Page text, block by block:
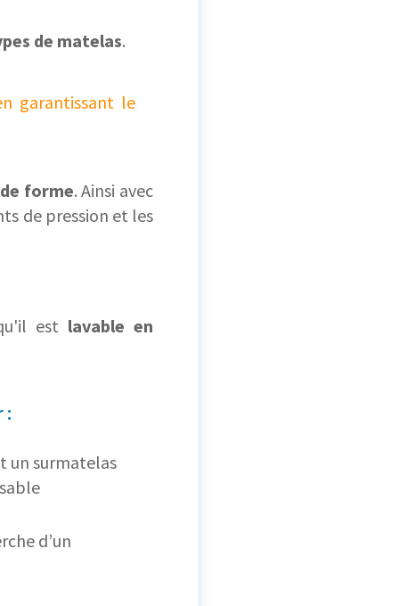
de matelas.
garantissant le
forme. Ainsi avec
de pression et les
est lavable en
:
un surmatelas
d’un